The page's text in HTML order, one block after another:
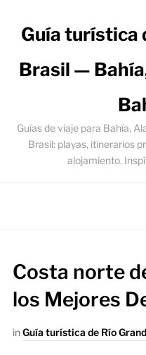
Guía turística
Brasil —
Guías de viaje para Bahía,
Brasil: playas, itinerarios
alojamiento.
Costa norte
los Mejores
inGuía turística de Río